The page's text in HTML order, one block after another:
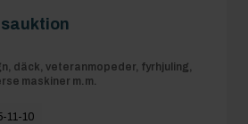
däck, veteranmopeder, fyrhjuling,
maskiner m.m.
11-10